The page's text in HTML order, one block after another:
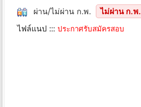
ผ่าน/ไม่ผ่าน ก.พ.
ไม่ผ่าน ก.พ.
ไฟล์แนป ::: ประกาศรับสมัครสอบ